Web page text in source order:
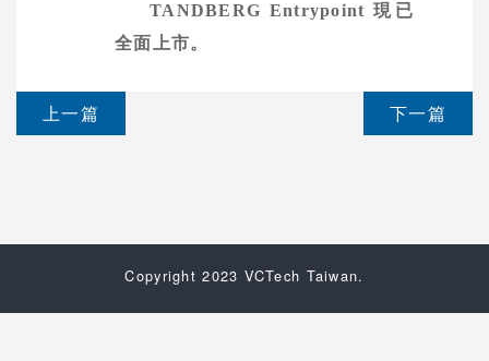
TANDBERG Entrypoint現已
全面上市。
上一篇 下一篇
Copyright 2023 VCTech Taiwan.